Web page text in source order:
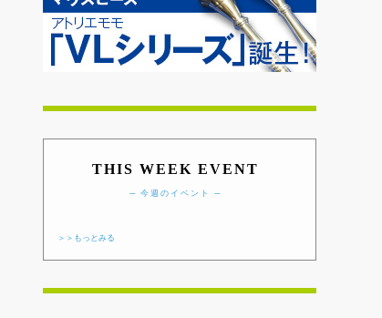
THIS WEEK EVENT
─ 今週のイベント ─
＞＞もっとみる